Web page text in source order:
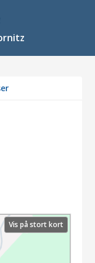
Vis på stort kort